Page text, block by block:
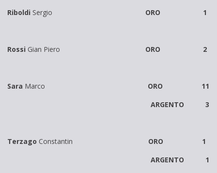
Riboldi Sergio ORO 1
Rossi Gian Piero ORO 2
Sara Marco ORO 11
ARGENTO 3
Terzago Constantin ORO 1
ARGENTO 1